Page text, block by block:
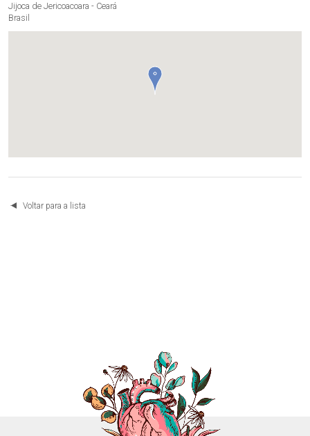
Jijoca de Jericoacoara - Ceará
Brasil
Voltar para a lista